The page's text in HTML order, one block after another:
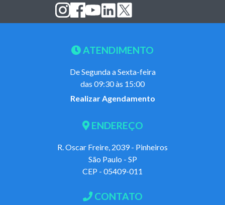
ATENDIMENTO
De Segunda a Sexta-feira
das 09:30 às 15:00
Realizar Agendamento
ENDEREÇO
R. Oscar Freire, 2039 - Pinheiros
São Paulo - SP
CEP - 05409-011
CONTATO